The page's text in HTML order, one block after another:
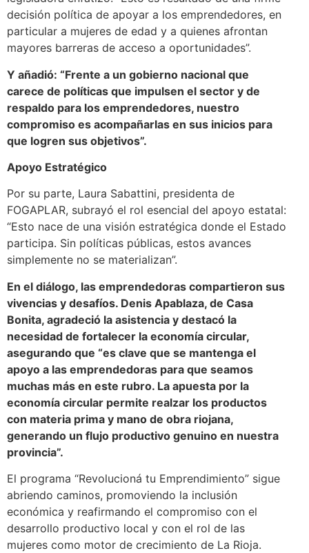
decisión política de apoyar a los emprendedores, en
particular a mujeres de edad y a quienes afrontan
mayores barreras de acceso a oportunidades”.
Y añadió: “Frente a un gobierno nacional que
carece de políticas que impulsen el sector y de
respaldo para los emprendedores, nuestro
compromiso es acompañarlas en sus inicios para
que logren sus objetivos”.
Apoyo Estratégico
Por su parte, Laura Sabattini, presidenta de
FOGAPLAR, subrayó el rol esencial del apoyo estatal:
“Esto nace de una visión estratégica donde el Estado
participa. Sin políticas públicas, estos avances
simplemente no se materializan”.
En el diálogo, las emprendedoras compartieron sus
vivencias y desafíos. Denis Apablaza, de Casa
Bonita, agradeció la asistencia y destacó la
necesidad de fortalecer la economía circular,
asegurando que “es clave que se mantenga el
apoyo a las emprendedoras para que seamos
muchas más en este rubro. La apuesta por la
economía circular permite realzar los productos
con materia prima y mano de obra riojana,
generando un flujo productivo genuino en nuestra
provincia”.
El programa “Revolucioná tu Emprendimiento” sigue
abriendo caminos, promoviendo la inclusión
económica y reafirmando el compromiso con el
desarrollo productivo local y con el rol de las
mujeres como motor de crecimiento de La Rioja.